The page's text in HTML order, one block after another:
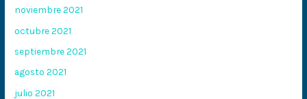
noviembre 2021
octubre 2021
septiembre 2021
agosto 2021
julio 2021